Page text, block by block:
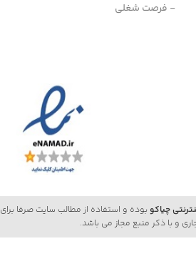
- فرصت شغلی
چیاکو بوده و استفاده از مطالب سایت صرفا برای
و با ذکر منبع مجاز می باشد.